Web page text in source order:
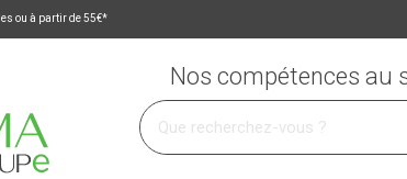
ou à partir de 55€*
en ligne à votre service
Nos compétences au